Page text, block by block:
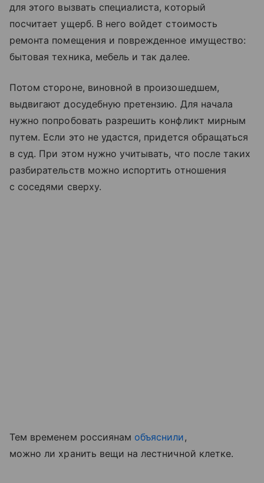
для этого вызвать специалиста, который
посчитает ущерб. В него войдет стоимость
ремонта помещения и поврежденное имущество:
бытовая техника, мебель и так далее.
Потом стороне, виновной в произошедшем,
выдвигают досудебную претензию. Для начала
нужно попробовать разрешить конфликт мирным
путем. Если это не удастся, придется обращаться
в суд. При этом нужно учитывать, что после таких
разбирательств можно испортить отношения
с соседями сверху.
Тем временем россиянам объяснили ,
можно ли хранить вещи на лестничной клетке.